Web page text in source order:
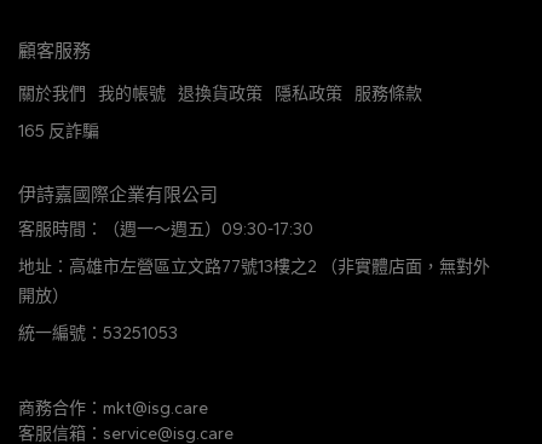
顧客服務
關於我們 我的帳號 退換貨政策 隱私政策
服務條款
165 反詐騙
伊詩嘉國際企業有限公司
客服時間：（週一～週五）09:30-17:30
地址：高雄市左營區立文路77號13樓之2 （非實體店面，無對外
開放）
統一編號：53251053
商務合作：mkt@isg.care
客服信箱：service@isg.care